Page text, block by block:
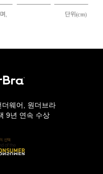
웨어, 원더브라
9년 연속 수상